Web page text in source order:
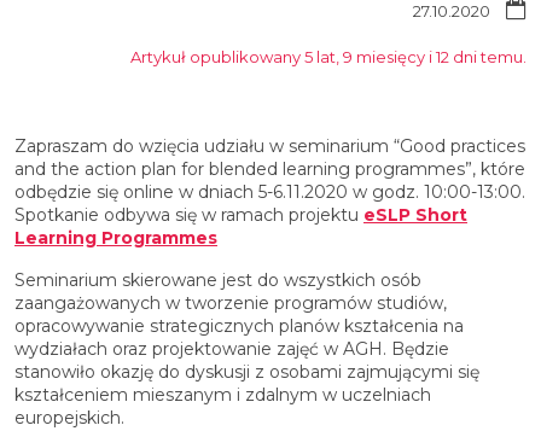
27.10.2020
Artykuł opublikowany 5 lat, 9 miesięcy i 12 dni temu.
Zapraszam do wzięcia udziału w seminarium “Good practices
and the action plan for blended learning programmes”, które
odbędzie się online w dniach 5-6.11.2020 w godz. 10:00-13:00.
Spotkanie odbywa się w ramach projektu eSLP Short
Learning Programmes
Seminarium skierowane jest do wszystkich osób
zaangażowanych w tworzenie programów studiów,
opracowywanie strategicznych planów kształcenia na
wydziałach oraz projektowanie zajęć w AGH. Będzie
stanowiło okazję do dyskusji z osobami zajmującymi się
kształceniem mieszanym i zdalnym w uczelniach
europejskich.